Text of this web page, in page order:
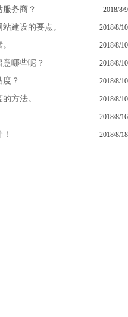
务商？ 2018/8/9
建设的要点。 2018/8/10
2018/8/10
哪些呢？ 2018/8/10
？ 2018/8/10
方法。 2018/8/10
2018/8/16
2018/8/18